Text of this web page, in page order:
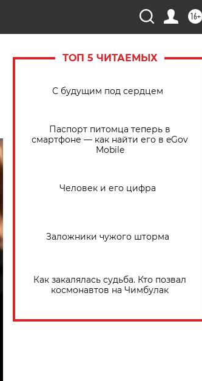
16+
ТОП 5 ЧИТАЕМЫХ
С будущим под сердцем
Паспорт питомца теперь в
смартфоне — как найти его в eGov
Mobile
Человек и его цифра
Заложники чужого шторма
Как закалялась судьба. Кто позвал
космонавтов на Чимбулак